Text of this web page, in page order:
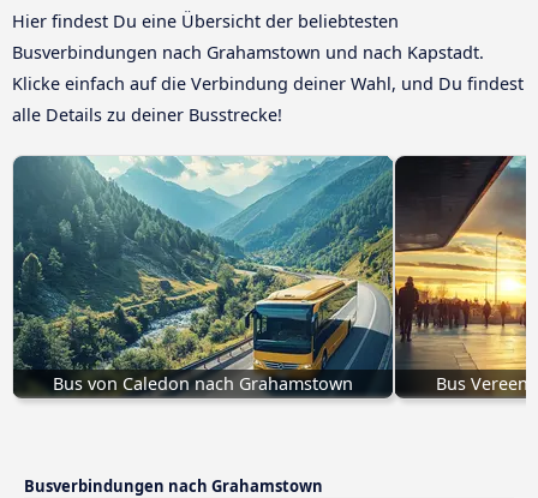
Hier findest Du eine Übersicht der beliebtesten
Busverbindungen nach Grahamstown und nach Kapstadt.
Klicke einfach auf die Verbindung deiner Wahl, und Du findest
alle Details zu deiner Busstrecke!
Bus von Caledon nach Grahamstown Bus
Busverbindungen nach Grahamstown